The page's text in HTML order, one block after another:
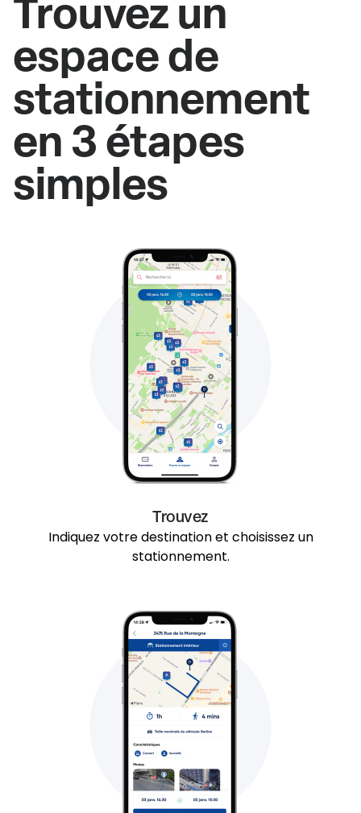
Trouvez un
espace de
stationnement
en 3 étapes
simples
Trouvez
Indiquez votre destination et choisissez un
stationnement.